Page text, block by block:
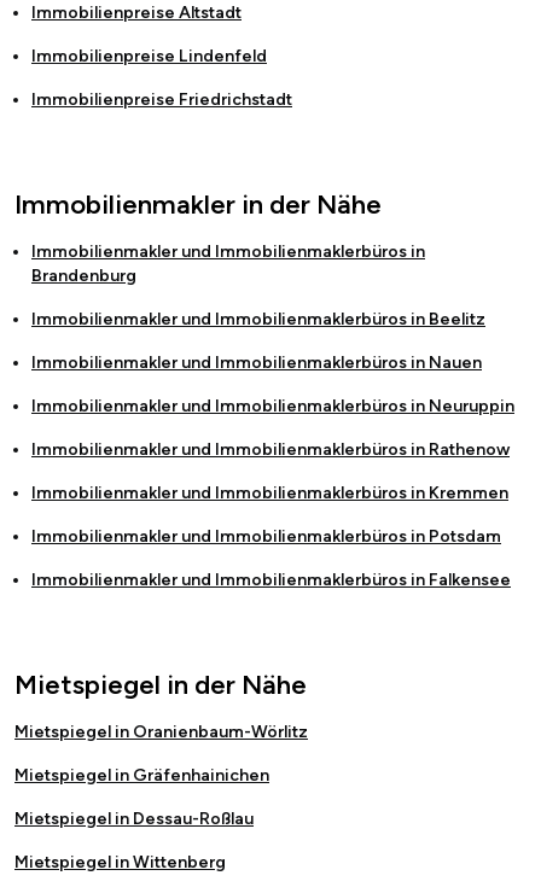
Immobilienpreise Altstadt
Immobilienpreise Lindenfeld
Immobilienpreise Friedrichstadt
Immobilienmakler in der Nähe
Immobilienmakler und Immobilienmaklerbüros in
Brandenburg
Immobilienmakler und Immobilienmaklerbüros in Beelitz
Immobilienmakler und Immobilienmaklerbüros in Nauen
Immobilienmakler und Immobilienmaklerbüros in Neuruppin
Immobilienmakler und Immobilienmaklerbüros in Rathenow
Immobilienmakler und Immobilienmaklerbüros in Kremmen
Immobilienmakler und Immobilienmaklerbüros in Potsdam
Immobilienmakler und Immobilienmaklerbüros in Falkensee
Mietspiegel in der Nähe
Mietspiegel in Oranienbaum-Wörlitz
Mietspiegel in Gräfenhainichen
Mietspiegel in Dessau-Roßlau
Mietspiegel in Wittenberg